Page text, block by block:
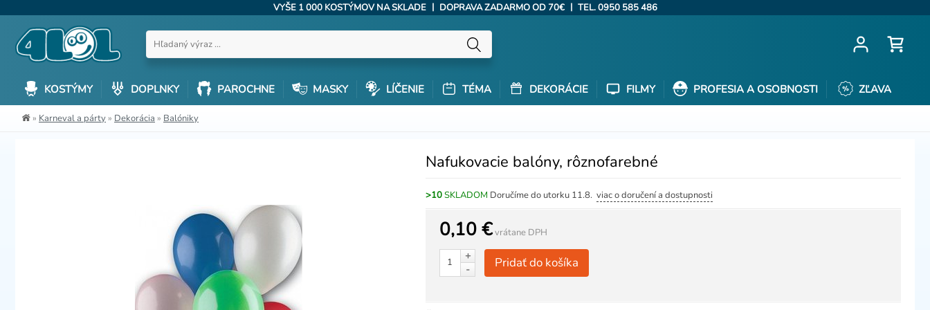
VYŠE 1 000 KOSTÝMOV NA SKLADE | DOPRAVA ZADARMO OD 70€ | TEL. 0950 585 486
KOSTÝMY DOPLNKY PAROCHNE MASKY LÍČENIE TÉMA DEKORÁCIE FILMY PROFESIA A OSOBNOSTI ZĽAVA
» Karneval a párty » Dekorácia » Balóniky
Nafukovacie balóny, rôznofarebné
>10SKLADOM Doručíme do utorku 11.8.viac o doručení a dostupnosti
0,10 €vrátane DPH
+
-
Pridať do košíka